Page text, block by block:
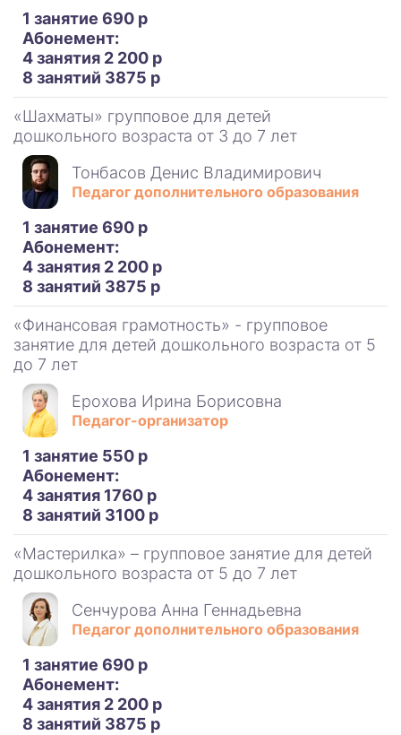
1 занятие 690 р
Абонемент:
4 занятия 2 200 р
8 занятий 3875 р
«Шахматы» групповое для детей
дошкольного возраста от 3 до 7 лет
Тонбасов Денис Владимирович
Педагог дополнительного образования
1 занятие 690 р
Абонемент:
4 занятия 2 200 р
8 занятий 3875 р
«Финансовая грамотность» - групповое
занятие для детей дошкольного возраста от 5
до 7 лет
Ерохова Ирина Борисовна
Педагог-организатор
1 занятие 550 р
Абонемент:
4 занятия 1760 р
8 занятий 3100 р
«Мастерилка» – групповое занятие для детей
дошкольного возраста от 5 до 7 лет
Сенчурова Анна Геннадьевна
Педагог дополнительного образования
1 занятие 690 р
Абонемент:
4 занятия 2 200 р
8 занятий 3875 р